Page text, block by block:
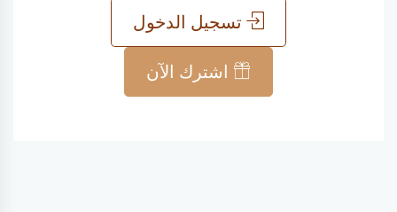
تسجيل الدخول
اشترك الآن